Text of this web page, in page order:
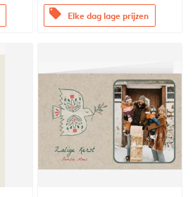
offers Elke dag lage prijzen